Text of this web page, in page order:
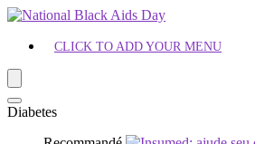
CLICK TO ADD YOUR MENU
Diabetes